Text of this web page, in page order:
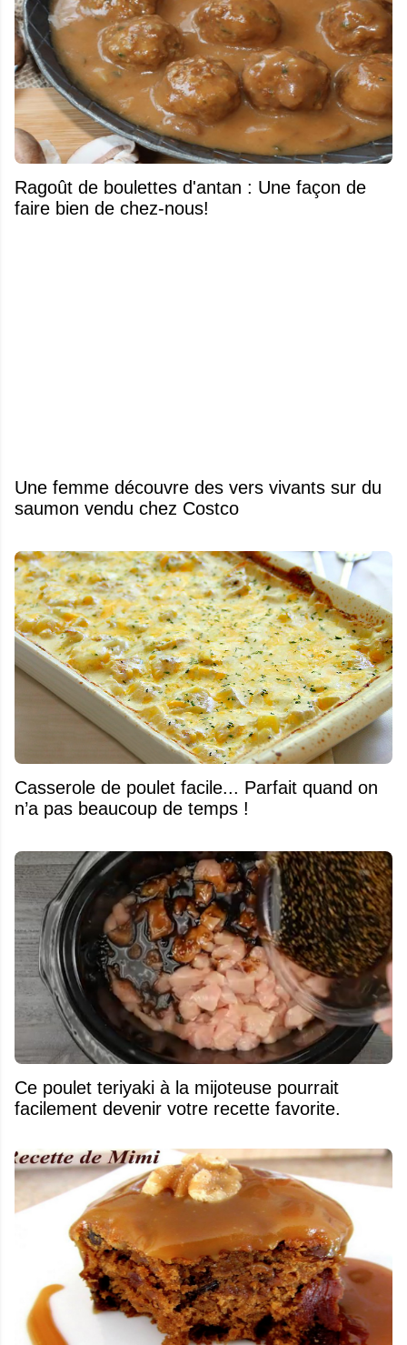
Ragoût de boulettes d'antan : Une façon de
faire bien de chez-nous!
Une femme découvre des vers vivants sur du
saumon vendu chez Costco
Casserole de poulet facile... Parfait quand on
n’a pas beaucoup de temps !
Ce poulet teriyaki à la mijoteuse pourrait
facilement devenir votre recette favorite.